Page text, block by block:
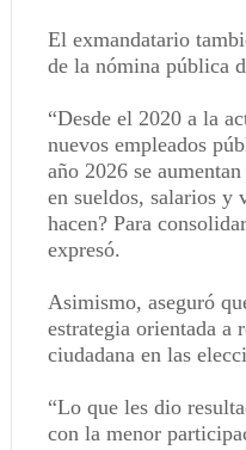
El exmandatario
de la nómina pública
“Desde el 2020 a la
nuevos empleados
año 2026 se
en sueldos, salarios y
hacen? Para
expresó.
Asimismo, aseguró
estrategia orientada a
ciudadana en las
“Lo que les dio
con la menor